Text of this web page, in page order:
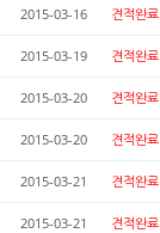
2015-03-16 견적완료
2015-03-19 견적완료
2015-03-20 견적완료
2015-03-20 견적완료
2015-03-21 견적완료
2015-03-21 견적완료